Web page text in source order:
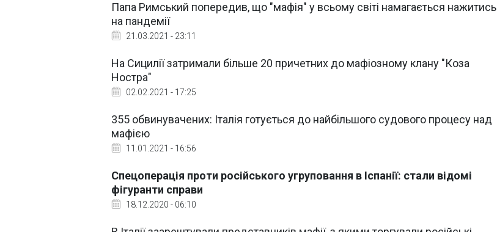
Папа Римський попередив, що "мафія" у всьому світі намагається нажитись
на пандемії
21.03.2021 - 23:11
На Сицилії затримали більше 20 причетних до мафіозному клану "Коза
Ностра"
02.02.2021 - 17:25
355 обвинувачених: Італія готується до найбільшого судового процесу над
мафією
11.01.2021 - 16:56
Спецоперація проти російського угруповання в Іспанії: стали відомі
фігуранти справи
18.12.2020 - 06:10